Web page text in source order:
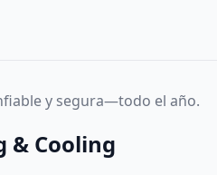
y segura—todo el año.
& Cooling